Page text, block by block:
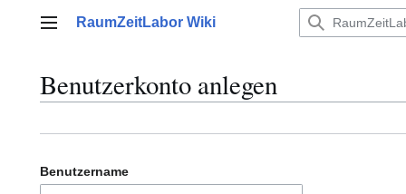
Hauptmenü
RaumZeitLabor Wiki
Benutzerkonto anlegen
Benutzername